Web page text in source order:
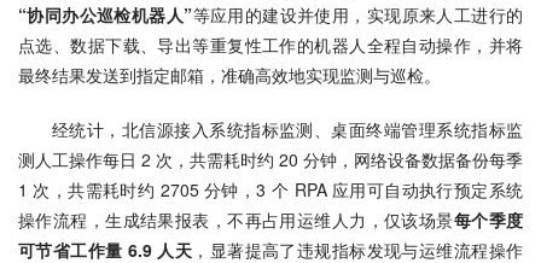
“协同办公巡检机器人”等应用的建设并使用，实现原来人工进行的
点选、数据下载、导出等重复性工作的机器人全程自动操作，并将
最终结果发送到指定邮箱，准确高效地实现监测与巡检。
经统计，北信源接入系统指标监测、桌面终端管理系统指标监
测人工操作每日 2 次，共需耗时约 20 分钟，网络设备数据备份每季
1 次，共需耗时约 2705 分钟，3 个 RPA 应用可自动执行预定系统
操作流程，生成结果报表，不再占用运维人力，仅该场景每个季度
可节省工作量 6.9 人天 ，显著提高了违规指标发现与运维流程操作